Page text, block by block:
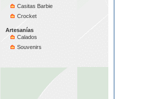
Casitas Barbie
Crocket
Artesanías
Calados
Souvenirs